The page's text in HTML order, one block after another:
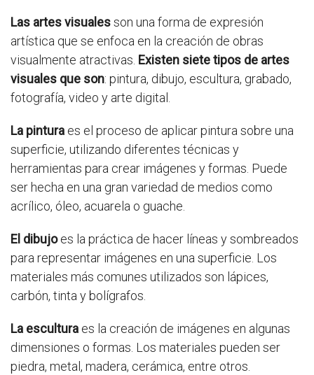
Las artes visualesson una forma de expresión
artística que se enfoca en la creación de obras
visualmente atractivas. Existen siete tipos de artes
visuales que son: pintura, dibujo, escultura, grabado,
fotografía, video y arte digital.
La pintura es el proceso de aplicar pintura sobre una
superficie, utilizando diferentes técnicas y
herramientas para crear imágenes y formas. Puede
ser hecha en una gran variedad de medios como
acrílico, óleo, acuarela o guache.
El dibujoes la práctica de hacer líneas y sombreados
para representar imágenes en una superficie. Los
materiales más comunes utilizados son lápices,
carbón, tinta y bolígrafos.
La escultura es la creación de imágenes en algunas
dimensiones o formas. Los materiales pueden ser
piedra, metal, madera, cerámica, entre otros.